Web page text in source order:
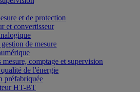
et de protection
et convertisseur
de mesure
mesure, comptage et supervision
de l'énergie
préfabriquée
HT-BT